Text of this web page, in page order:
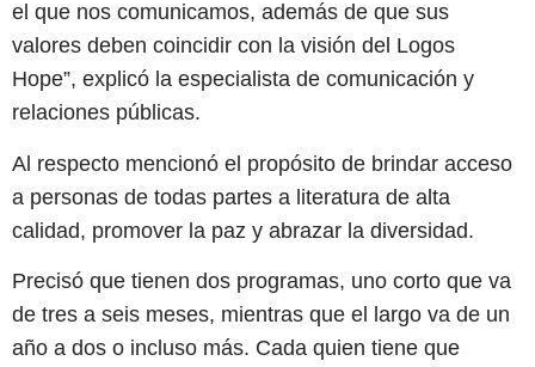
el que nos comunicamos, además de que sus
valores deben coincidir con la visión del Logos
Hope”, explicó la especialista de comunicación y
relaciones públicas.
Al respecto mencionó el propósito de brindar acceso
a personas de todas partes a literatura de alta
calidad, promover la paz y abrazar la diversidad.
Precisó que tienen dos programas, uno corto que va
de tres a seis meses, mientras que el largo va de un
año a dos o incluso más. Cada quien tiene que